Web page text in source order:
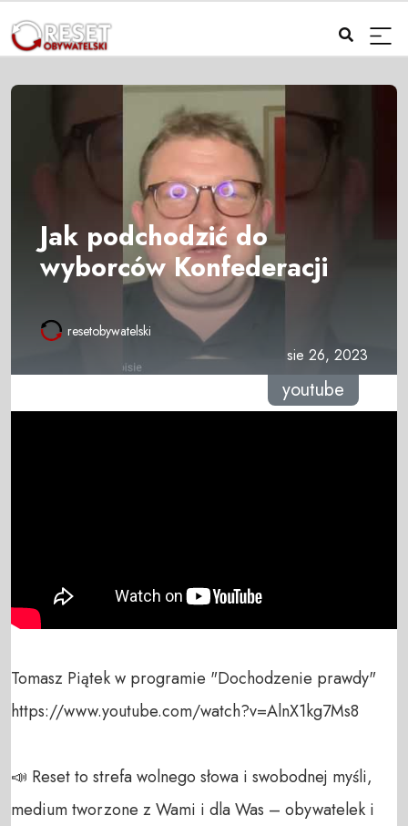
Jak podchodzić do
wyborców Konfederacji
resetobywatelski
sie 26, 2023
youtube
Tomasz Piątek w programie "Dochodzenie prawdy"
https://www.youtube.com/watch?v=AlnX1kg7Ms8
📣 Reset to strefa wolnego słowa i swobodnej myśli,
medium tworzone z Wami i dla Was – obywatelek i